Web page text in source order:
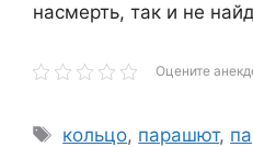
насмерть, так и не
Оцените
Метки
кольцо, парашют,